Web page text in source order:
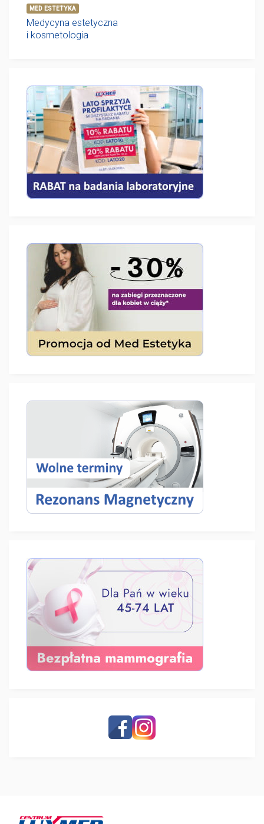
MED ESTETYKA
Medycyna estetyczna
i kosmetologia